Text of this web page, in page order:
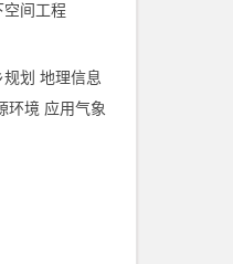
空间工程
划 地理信息
环境 应用气象